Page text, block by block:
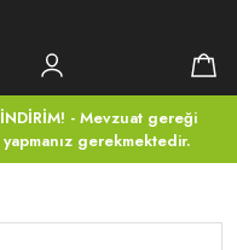
- Mevzuat gereği
gerekmektedir.